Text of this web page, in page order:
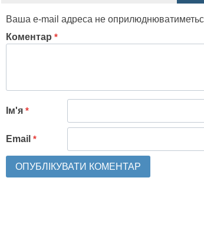
Ваша e-mail адреса не
Коментар *
Ім'я *
Email *